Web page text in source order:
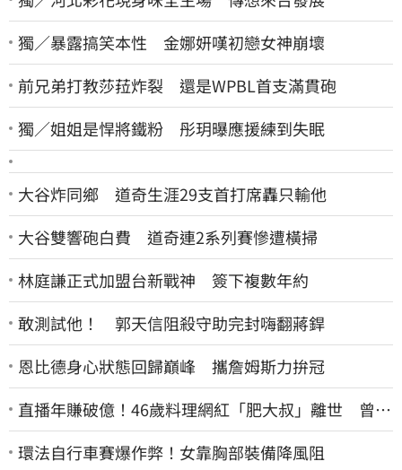
獨／暴露搞笑本性 金娜妍嘆初戀女神崩壞
前兄弟打教莎菈炸裂 還是WPBL首支滿貫砲
獨／姐姐是悍將鐵粉 彤玥曝應援練到失眠
大谷炸同鄉 道奇生涯29支首打席轟只輸他
大谷雙響砲白費 道奇連2系列賽慘遭橫掃
林庭謙正式加盟台新戰神 簽下複數年約
敢測試他！ 郭天信阻殺守助完封嗨翻蔣銲
恩比德身心狀態回歸巔峰 攜詹姆斯力拚冠
直播年賺破億！46歲料理網紅「肥大叔」離世 曾連
播17小時辛酸面曝
環法自行車賽爆作弊！女靠胸部裝備降風阻